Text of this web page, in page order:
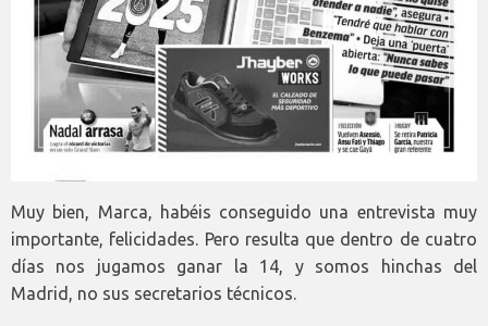
Muy bien, Marca, habéis conseguido una entrevista muy
importante, felicidades. Pero resulta que dentro de cuatro
días nos jugamos ganar la 14, y somos hinchas del
Madrid, no sus secretarios técnicos.